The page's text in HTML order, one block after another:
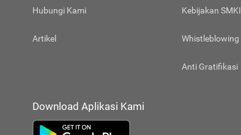
Hubungi Kami
Artikel
Kebijakan SMKI
Whistleblowing
Anti Gratifikasi
Download Aplikasi Kami